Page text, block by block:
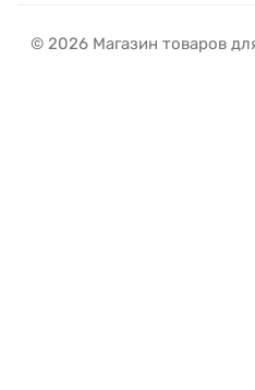
© 2026 Магазин товаров